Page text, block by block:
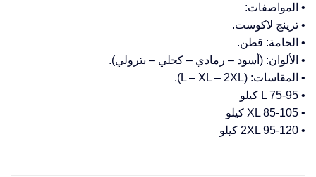
• المواصفات:
• ترينج لاكوست.
• الخامة: قطن.
• الألوان: (أسود – رمادي – كحلي – بترولي).
• المقاسات: (L – XL – 2XL).
• L 75-95 كيلو
• XL 85-105 كيلو
• 2XL 95-120 كيلو